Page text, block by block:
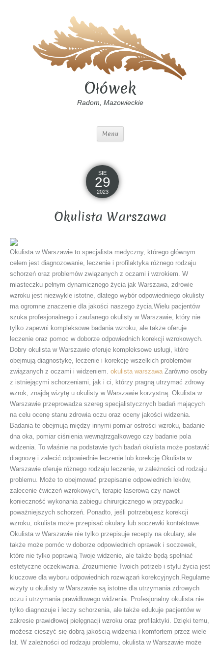
Ołówek
Radom, Mazowieckie
Menu
SIE
29
2023
Okulista Warszawa
Okulista w Warszawie to specjalista medyczny, którego głównym
celem jest diagnozowanie, leczenie i profilaktyka różnego rodzaju
schorzeń oraz problemów związanych z oczami i wzrokiem. W
miasteczku pełnym dynamicznego życia jak Warszawa, zdrowie
wzroku jest niezwykle istotne, dlatego wybór odpowiedniego okulisty
ma ogromne znaczenie dla jakości naszego życia.Wielu pacjentów
szuka profesjonalnego i zaufanego okulisty w Warszawie, który nie
tylko zapewni kompleksowe badania wzroku, ale także oferuje
leczenie oraz pomoc w doborze odpowiednich korekcji wzrokowych.
Dobry okulista w Warszawie oferuje kompleksowe usługi, które
obejmują diagnostykę, leczenie i korekcję wszelkich problemów
związanych z oczami i widzeniem. okulista warszawaZarówno osoby
z istniejącymi schorzeniami, jak i ci, którzy pragną utrzymać zdrowy
wzrok, znajdą wizytę u okulisty w Warszawie korzystną. Okulista w
Warszawie przeprowadza szereg specjalistycznych badań mających
na celu ocenę stanu zdrowia oczu oraz oceny jakości widzenia.
Badania te obejmują między innymi pomiar ostrości wzroku, badanie
dna oka, pomiar ciśnienia wewnątrzgałkowego czy badanie pola
widzenia. To właśnie na podstawie tych badań okulista może postawić
diagnozę i zalecić odpowiednie leczenie lub korekcję.Okulista w
Warszawie oferuje różnego rodzaju leczenie, w zależności od rodzaju
problemu. Może to obejmować przepisanie odpowiednich leków,
zalecenie ćwiczeń wzrokowych, terapię laserową czy nawet
konieczność wykonania zabiegu chirurgicznego w przypadku
poważniejszych schorzeń. Ponadto, jeśli potrzebujesz korekcji
wzroku, okulista może przepisać okulary lub soczewki kontaktowe.
Okulista w Warszawie nie tylko przepisuje recepty na okulary, ale
także może pomóc w doborze odpowiednich oprawek i soczewek,
które nie tylko poprawią Twoje widzenie, ale także będą spełniać
estetyczne oczekiwania. Zrozumienie Twoich potrzeb i stylu życia jest
kluczowe dla wyboru odpowiednich rozwiązań korekcyjnych.Regularne
wizyty u okulisty w Warszawie są istotne dla utrzymania zdrowych
oczu i utrzymania prawidłowego widzenia. Profesjonalny okulista nie
tylko diagnozuje i leczy schorzenia, ale także edukuje pacjentów w
zakresie prawidłowej pielęgnacji wzroku oraz profilaktyki. Dzięki temu,
możesz cieszyć się dobrą jakością widzenia i komfortem przez wiele
lat. W zależności od rodzaju problemu, okulista w Warszawie może